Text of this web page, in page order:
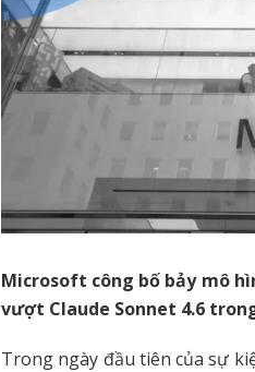
Microsoft công bố bảy mô
vượt Claude Sonnet 4.6
Trong ngày đầu tiên của sự